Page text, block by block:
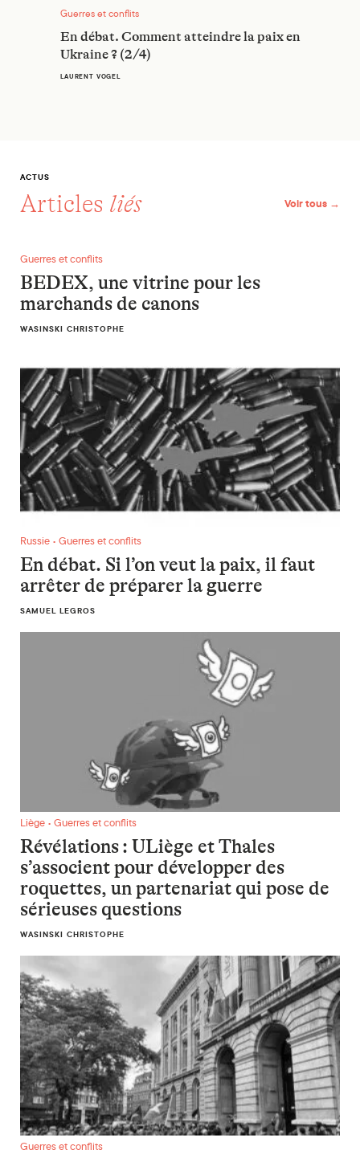
Guerres et conflits
En débat. Comment atteindre la paix en
Ukraine ? (2/4)
LAURENT VOGEL
ACTUS
Articles liés Voir tous →
BEDEX, une vitrine pour les marchands de canons
Guerres et conflits
BEDEX, une vitrine pour les
marchands de canons
WASINSKI CHRISTOPHE
En débat. Si l’on veut la paix, il faut arrêter de préparer la
Russie • Guerres et conflits
En débat. Si l’on veut la paix, il faut
arrêter de préparer la guerre
SAMUEL LEGROS
Révélations : ULiège et Thales s’associent pour
Liège • Guerres et conflits
Révélations : ULiège et Thales
s’associent pour développer des
roquettes, un partenariat qui pose de
sérieuses questions
WASINSKI CHRISTOPHE
En débat. Une vision progressiste de la Défense est possible
Guerres et conflits